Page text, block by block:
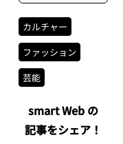
カルチャー
ファッション
芸能
smart Web の
記事をシェア！